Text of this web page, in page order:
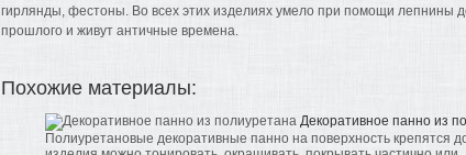
гирлянды, фестоны. Во всех этих изделиях умело при помощи лепнины
прошлого и живут античные времена.
Похожие материалы:
Декоративное панно из
Полиуретановые декоративные панно на поверхность крепятся